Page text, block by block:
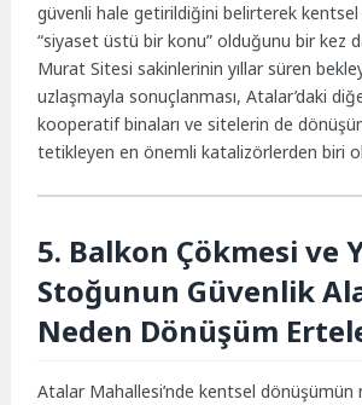
güvenli hale getirildiğini belirterek
“siyaset üstü bir konu” olduğunu bir kez
Murat Sitesi sakinlerinin yıllar süren
uzlaşmayla sonuçlanması, Atalar’daki
kooperatif binaları ve sitelerin de
tetikleyen en önemli katalizörlerden biri
5. Balkon Çökmesi ve
Stoğunun Güvenlik
Neden Dönüşüm
Atalar Mahallesi’nde kentsel dönüşümün